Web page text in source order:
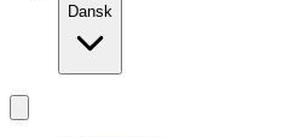
Dansk